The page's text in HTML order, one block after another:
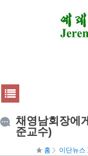
채영남회장에
준교수)
홈 이단뉴스